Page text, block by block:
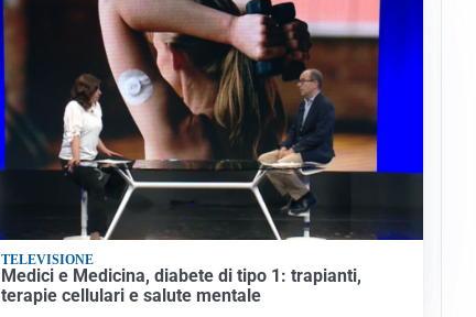
TELEVISIONE
Medici e Medicina, diabete di tipo 1: trapianti,
terapie cellulari e salute mentale